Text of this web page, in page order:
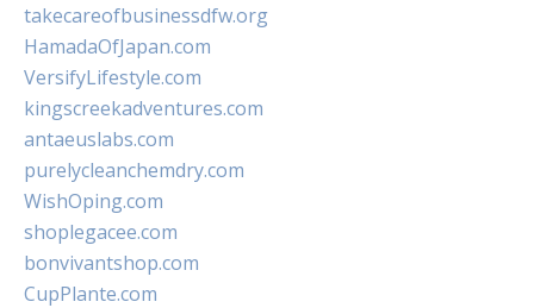
takecareofbusinessdfw.org
HamadaOfJapan.com
VersifyLifestyle.com
kingscreekadventures.com
antaeuslabs.com
purelycleanchemdry.com
WishOping.com
shoplegacee.com
bonvivantshop.com
CupPlante.com